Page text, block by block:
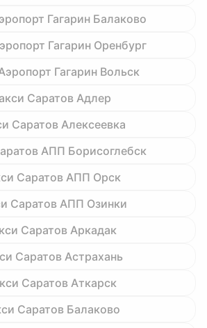
Гагарин Балаково
Гагарин Оренбург
Гагарин Вольск
Саратов Адлер
Саратов Алексеевка
АПП Борисоглебск
Саратов АПП Орск
Саратов АПП Озинки
Саратов Аркадак
Саратов Астрахань
Саратов Аткарск
Саратов Балаково